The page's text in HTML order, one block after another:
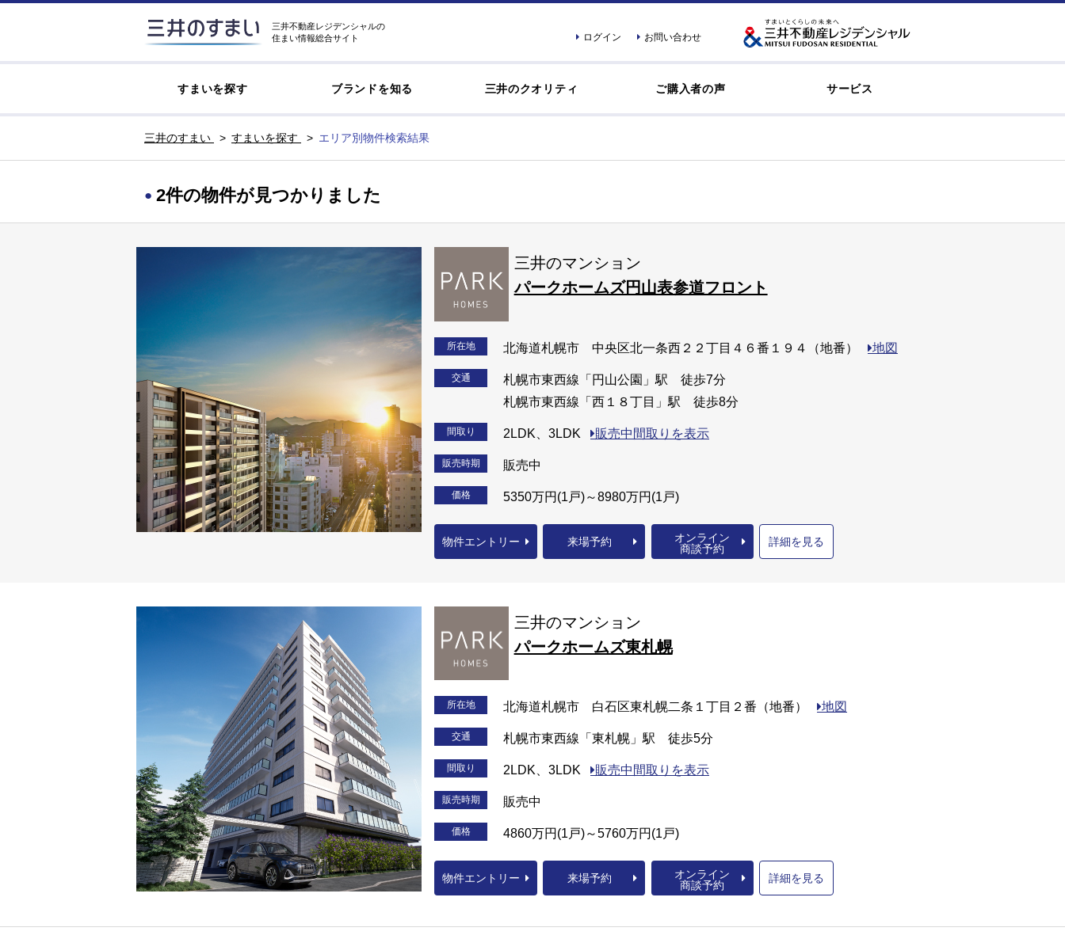
ログイン お問い合わせ
三井不動産レジデンシャルの
住まい情報総合サイト
すまいを探す ブランドを知る 三井のクオリティ ご購入者の声 サービス
三井のすまい すまいを探す エリア別物件検索結果
2件の物件が見つかりました
三井のマンション
パークホームズ円山表参道フロント
所在地 北海道札幌市 中央区北一条西２２丁目４６番１９４（地番） 地図
交通
札幌市東西線「円山公園」駅 徒歩7分
札幌市東西線「西１８丁目」駅 徒歩8分
間取り 2LDK、3LDK 販売中間取りを表示
販売時期 販売中
価格 5350万円(1戸)～8980万円(1戸)
物件エントリー 来場予約
オンライン
商談予約
詳細を見る
三井のマンション
パークホームズ東札幌
所在地 北海道札幌市 白石区東札幌二条１丁目２番（地番） 地図
交通 札幌市東西線「東札幌」駅 徒歩5分
間取り 2LDK、3LDK 販売中間取りを表示
販売時期 販売中
価格 4860万円(1戸)～5760万円(1戸)
物件エントリー 来場予約
オンライン
商談予約
詳細を見る